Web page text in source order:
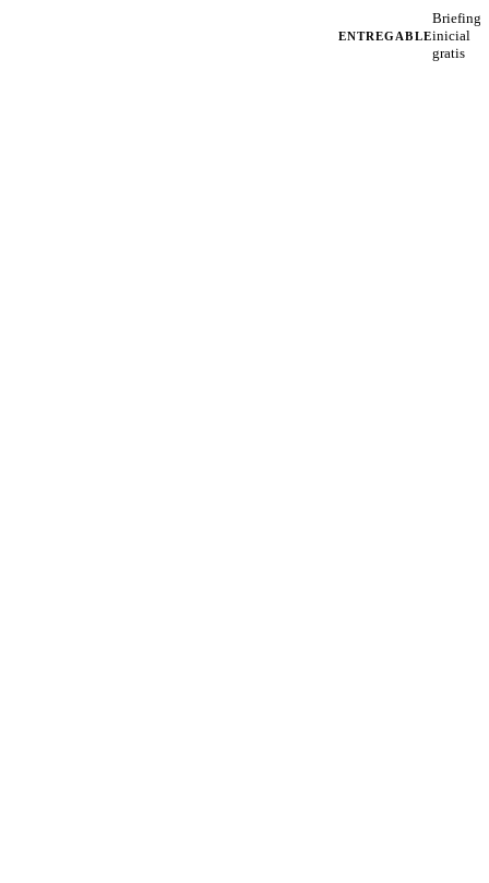
ENTREGABLE
Briefing
inicial
gratis